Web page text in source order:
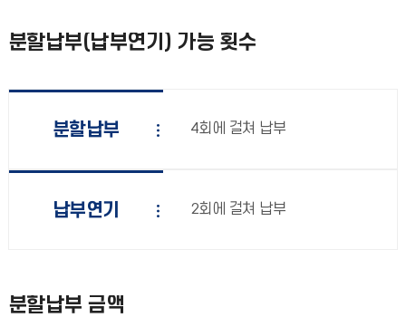
분할납부(납부연기) 가능 횟수
분할납부 4회에 걸쳐 납부
납부연기 2회에 걸쳐 납부
분할납부 금액